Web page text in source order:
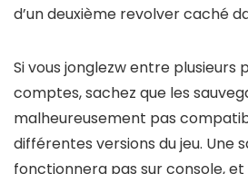
d’un deuxième revolver caché
Si vous jonglezw entre plusieurs
comptes, sachez que les
malheureusement pas
différentes versions du jeu. Une
fonctionnera pas sur console, et